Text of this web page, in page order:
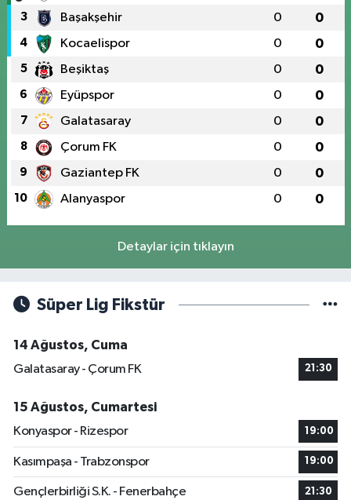
3 Başakşehir 0 0
4 Kocaelispor 0 0
5 Beşiktaş 0 0
6 Eyüpspor 0 0
7 Galatasaray 0 0
8 Çorum FK 0 0
9 Gaziantep FK 0 0
10 Alanyaspor 0 0
Detaylar için tıklayın
Süper Lig Fikstür
14 Ağustos, Cuma
Galatasaray - Çorum FK
21:30
15 Ağustos, Cumartesi
Konyaspor - Rizespor
19:00
Kasımpaşa - Trabzonspor 19:00
Gençlerbirliği S.K. - Fenerbahçe 21:30